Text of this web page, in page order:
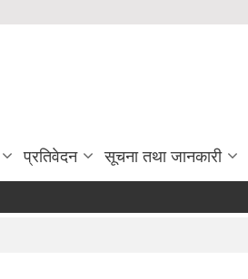
प्रतिवेदन सूचना तथा जानकारी